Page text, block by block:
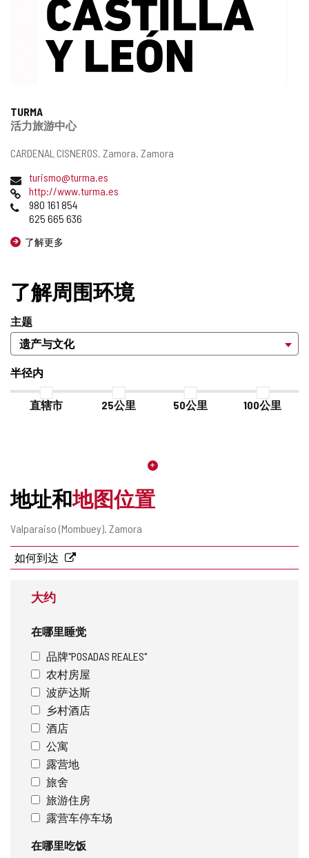
TURMA
活力旅游中心
邮
地
址
CARDENAL CISNEROS. Zamora. Zamora
电
子
邮
址
turismo@turma.es
网
页
http://www.turma.es
电
980 161 854
625 665 636
了解更多
了解周围环境
主题
半径内
直辖市 25公里 50公里 100公里
地址和地图位置
邮
地
址
Valparaiso (Mombuey). Zamora
如何到达
大约
在哪里睡觉
品牌"POSADAS REALES"
农村房屋
波萨达斯
乡村酒店
酒店
公寓
露营地
旅舍
旅游住房
露营车停车场
在哪里吃饭